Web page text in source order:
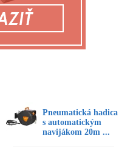
Pneumatická hadica
s automatickým
navijákom 20m ...